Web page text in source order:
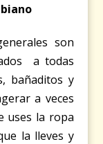
son
a todas
bañaditos y
a veces
uses la ropa
la lleves y